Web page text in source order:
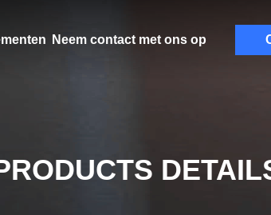
Neem contact met ons op